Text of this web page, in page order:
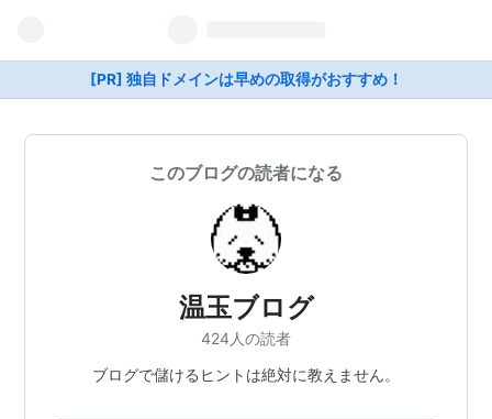
[PR] 独自ドメインは早めの取得がおすすめ！
このブログの読者になる
温玉ブログ
424人の読者
ブログで儲けるヒントは絶対に教えません。